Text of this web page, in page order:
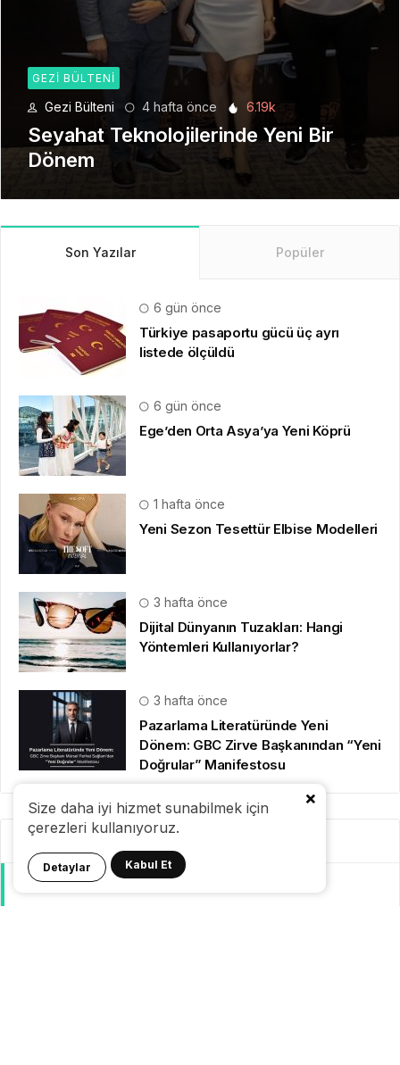
Size daha iyi hizmet sunabilmek için
çerezleri kullanıyoruz.
Detaylar Kabul Et
GEZI BÜLTENI
Gezi Bülteni 1 ay önce 8.94k
Manevi Yolculukta Yeni Dönem
Son Yazılar Popüler
6 gün önce
Türkiye pasaportu gücü üç ayrı
listede ölçüldü
6 gün önce
Ege’den Orta Asya’ya Yeni Köprü
1 hafta önce
Yeni Sezon Tesettür Elbise Modelleri
3 hafta önce
Dijital Dünyanın Tuzakları: Hangi
Yöntemleri Kullanıyorlar?
3 hafta önce
Pazarlama Literatüründe Yeni
Dönem: GBC Zirve Başkanından “Yeni
Doğrular” Manifestosu
Kategoriler
GeziBlog